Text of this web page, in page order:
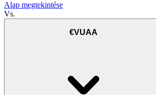
Alap megtekintése
Vs.
€VUAA